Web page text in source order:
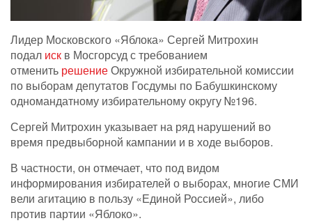
Лидер Московского «Яблока» Сергей Митрохин
подал иск в Мосгорсуд с требованием
отменить решениеОкружной избирательной комиссии
по выборам депутатов Госдумы по Бабушкинскому
одномандатному избирательному округу №196.
Сергей Митрохин указывает на ряд нарушений во
время предвыборной кампании и в ходе выборов.
В частности, он отмечает, что под видом
информирования избирателей о выборах, многие СМИ
вели агитацию в пользу «Единой Россией», либо
против партии «Яблоко».